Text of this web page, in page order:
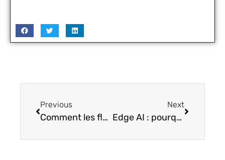
Previous
Comment les flottes automobiles connectées révolutionnent la gestion des véhicules d’entreprise
Next
Edge AI : pourquoi l’intelligence artificielle quitte le cloud pour s’installer au plus près des données